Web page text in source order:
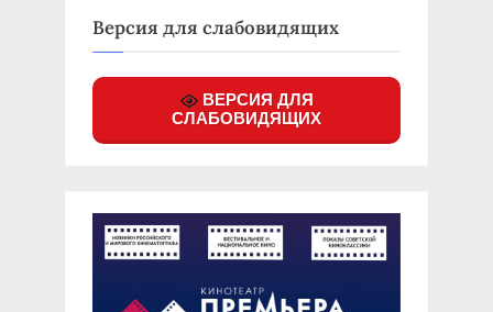
Версия для слабовидящих
ВЕРСИЯ ДЛЯ
СЛАБОВИДЯЩИХ